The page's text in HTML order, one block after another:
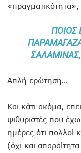
ΠΟΙΟΣ
Απλή ερώτηση…
Και κάτι ακόμα,
ψιθυριστές που
ημέρες ότι πολλοί
(όχι και